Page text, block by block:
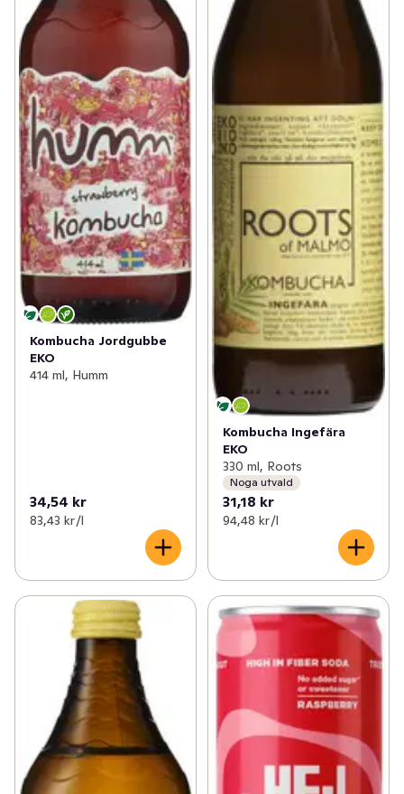
Kombucha Jordgubbe
EKO
414 ml, Humm
34,54 kr
83,43 kr /l
Kombucha Ingefära
EKO
330 ml, Roots
Noga utvald
31,18 kr
94,48 kr /l